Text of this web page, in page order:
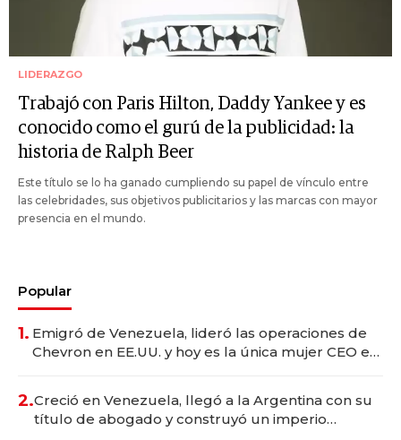
LIDERAZGO
Trabajó con Paris Hilton, Daddy Yankee y es
conocido como el gurú de la publicidad: la
historia de Ralph Beer
Este título se lo ha ganado cumpliendo su papel de vínculo entre
las celebridades, sus objetivos publicitarios y las marcas con mayor
presencia en el mundo.
Popular
1. Emigró de Venezuela, lideró las operaciones de
Chevron en EE.UU. y hoy es la única mujer CEO en
2.Creció en Venezuela, llegó a la Argentina con su
título de abogado y construyó un imperio